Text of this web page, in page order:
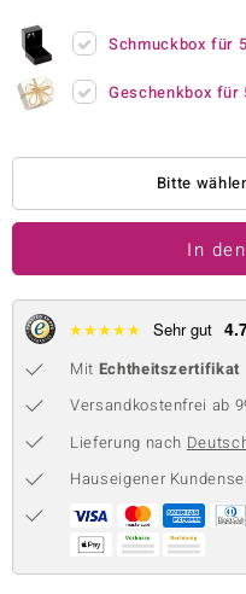
BY DE MELO
Collection
Schmuckbox für
Geschenkbox für
Bitte
In
★★★★★ Sehr gut
Mit Echtheitszertifikat
Versandkostenfrei ab
Lieferung nach
Hauseigener